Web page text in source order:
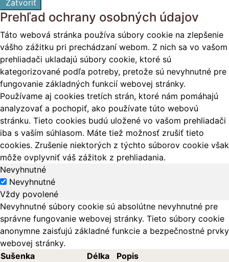
Zatvoriť
Prehľad ochrany osobných údajov
Táto webová stránka používa súbory cookie na zlepšenie
vášho zážitku pri prechádzaní webom. Z nich sa vo vašom
prehliadači ukladajú súbory cookie, ktoré sú
kategorizované podľa potreby, pretože sú nevyhnutné pre
fungovanie základných funkcií webovej stránky.
Používame aj cookies tretích strán, ktoré nám pomáhajú
analyzovať a pochopiť, ako používate túto webovú
stránku. Tieto cookies budú uložené vo vašom prehliadači
iba s vaším súhlasom. Máte tiež možnosť zrušiť tieto
cookies. Zrušenie niektorých z týchto súborov cookie však
môže ovplyvniť váš zážitok z prehliadania.
Nevyhnutné
Nevyhnutné
Vždy povolené
Nevyhnutné súbory cookie sú absolútne nevyhnutné pre
správne fungovanie webovej stránky. Tieto súbory cookie
anonymne zaisťujú základné funkcie a bezpečnostné prvky
webovej stránky.
Sušenka
Délka Popis